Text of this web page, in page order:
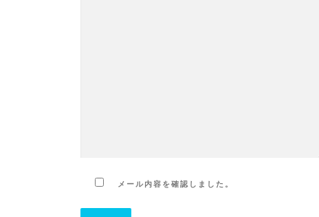
メール内容を確認しました。